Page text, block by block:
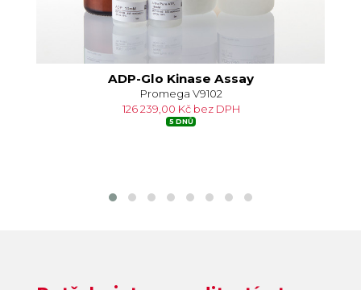
ADP-Glo Kinase Assay
Promega V9102
126 239,00 Kč bez DPH
5 DNŮ